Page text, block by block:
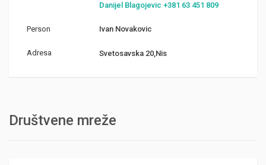
Danijel Blagojevic +381 63 451 809
Person Ivan Novakovic
Adresa Svetosavska 20,Nis
Društvene mreže